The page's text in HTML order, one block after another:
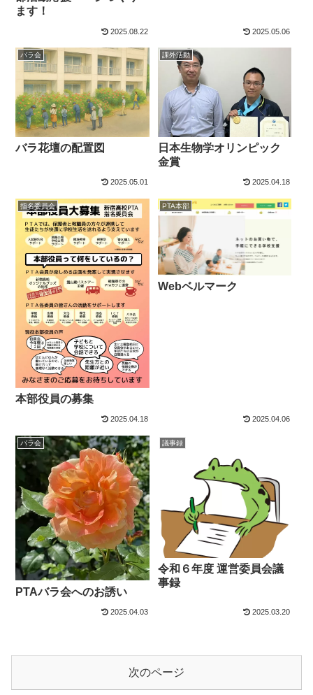
ます！
2025.08.22 2025.05.06
バラ会
バラ花壇の配置図
2025.05.01
課外活動
日本生物学オリンピック
金賞
2025.04.18
指名委員会
本部役員の募集
2025.04.18
PTA本部
Webベルマーク
2025.04.06
バラ会
PTAバラ会へのお誘い
2025.04.03
議事録
令和６年度 運営委員会議
事録
2025.03.20
次のページ